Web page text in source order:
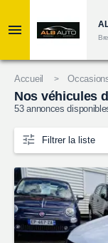
Accueil
Nos véhicules
53annonces
Filtrer la liste